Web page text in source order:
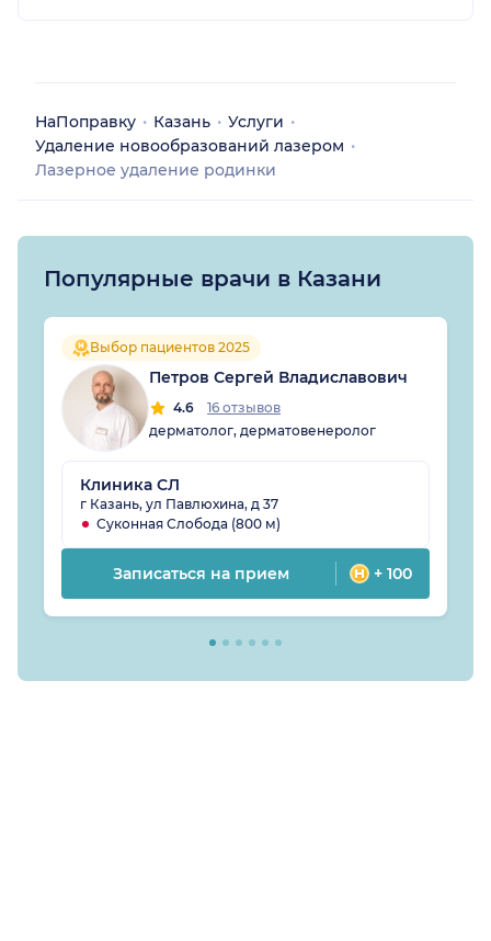
НаПоправку Казань
Услуги
Удаление новообразований лазером
Лазерное удаление родинки
Популярные врачи в Казани
Выбор пациентов 2025
Петров Сергей Владиславович
4.6
16 отзывов
дерматолог, дерматовенеролог
Клиника СЛ
г Казань, ул Павлюхина, д 37
Суконная Слобода (800 м)
Записаться на прием + 100